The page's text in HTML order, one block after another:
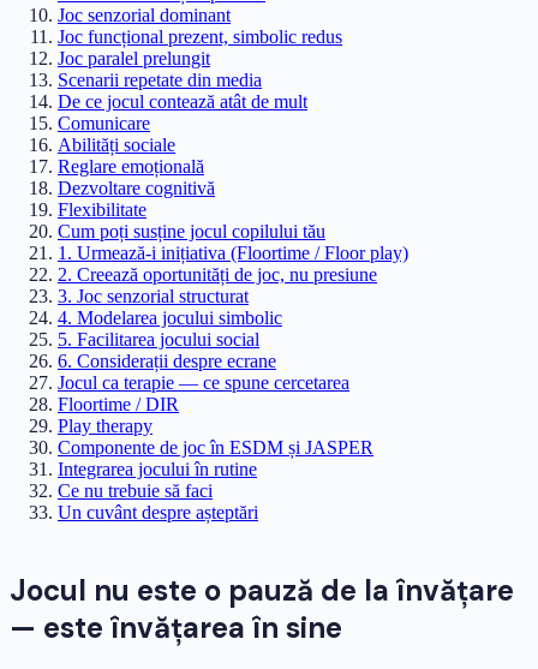
Joc senzorial dominant
Joc funcțional prezent, simbolic redus
Joc paralel prelungit
Scenarii repetate din media
De ce jocul contează atât de mult
Comunicare
Abilități sociale
Reglare emoțională
Dezvoltare cognitivă
Flexibilitate
Cum poți susține jocul copilului tău
1. Urmează-i inițiativa (Floortime / Floor play)
2. Creează oportunități de joc, nu presiune
3. Joc senzorial structurat
4. Modelarea jocului simbolic
5. Facilitarea jocului social
6. Considerații despre ecrane
Jocul ca terapie — ce spune cercetarea
Floortime / DIR
Play therapy
Componente de joc în ESDM și JASPER
Integrarea jocului în rutine
Ce nu trebuie să faci
Un cuvânt despre așteptări
Jocul nu este o pauză de la învățare
— este învățarea în sine